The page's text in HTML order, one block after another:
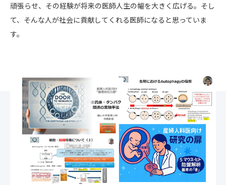
頑張らせ、その経験が将来の医師人生の幅を大きく広げる。そし
て、そんな人が社会に貢献してくれる医師になると思っていま
す。